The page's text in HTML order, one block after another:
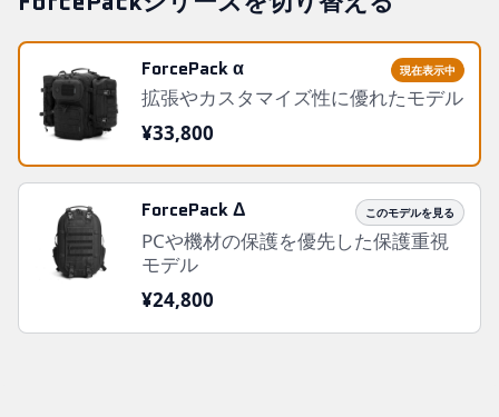
ForcePack α 現在表示中
拡張やカスタマイズ性に優れたモデル
¥33,800
ForcePack Δ このモデルを見る
PCや機材の保護を優先した保護重視
モデル
¥24,800